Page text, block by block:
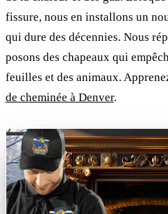
fissure, nous en installons un
qui dure des décennies. Nous
posons des chapeaux qui
feuilles et des animaux.
de cheminée à Denver.